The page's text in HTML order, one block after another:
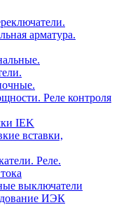
арматура.
Реле контроля
IEK
вставки,
Реле.
выключатели
ИЭК